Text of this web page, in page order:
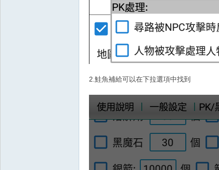
2.鮭魚補給可以在下拉選項中找到